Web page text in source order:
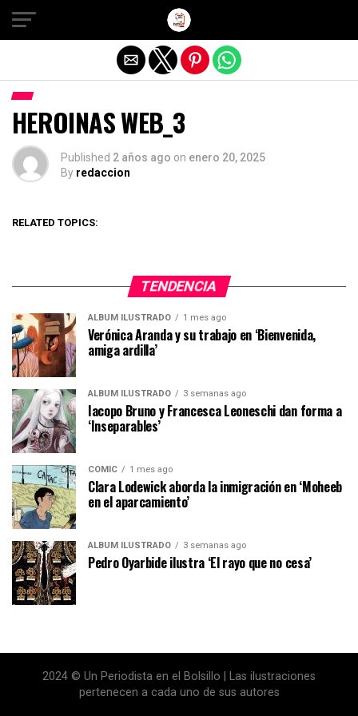
HEROINAS WEB_3
Published 2 años ago on enero 20, 2025
By redaccion
RELATED TOPICS:
TENDENCIA
ÁLBUM ILUSTRADO 1 mes ago
Verónica Aranda y su trabajo en ‘Bienvenida,
amiga ardilla’
ÁLBUM ILUSTRADO 3 semanas ago
Iacopo Bruno y Francesca Leoneschi dan forma a
‘Inseparables’
CÓMIC 1 mes ago
Clara Lodewick aborda la inmigración en ‘Moheeb
en el aparcamiento’
ÁLBUM ILUSTRADO 3 semanas ago
Pedro Oyarbide ilustra ‘El rayo que no cesa’
2024 © Un Periodista en el Bolsillo | Las ilustraciones
pertenecen a cada uno de sus autores
Salir de la versión móvil